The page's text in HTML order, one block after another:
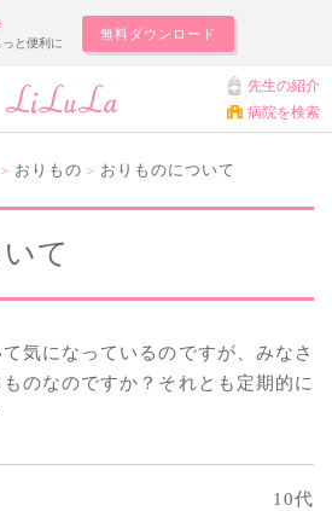
と便利に
無料ダウンロード
先生の紹介
病院を検索
> おりもの > おりものについて
て
気になっているのですが、みなさ
のなのですか？それとも定期的に
10代